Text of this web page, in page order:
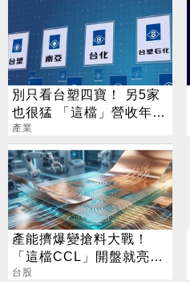
別只看台塑四寶！ 另5家
也很猛 「這檔」營收年增
衝7倍
產業
產能擠爆變搶料大戰！
「這檔CCL」開盤就亮燈
大和看到600元
台股